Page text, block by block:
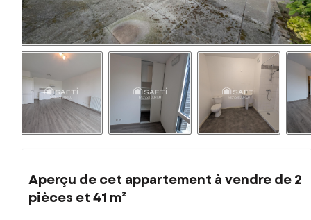
Aperçu de cet appartement à vendre de 2
pièces et 41 m²